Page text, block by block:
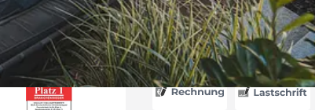
Akzeptierte